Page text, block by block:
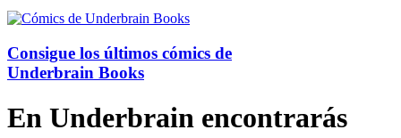
Consigue los últimos cómics de
Underbrain Books
En Underbrain encontrarás